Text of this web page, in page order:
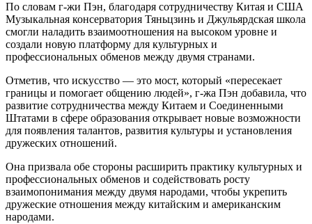
По словам г-жи Пэн, благодаря сотрудничеству Китая и США
Музыкальная консерватория Тяньцзинь и Джульярдская школа
смогли наладить взаимоотношения на высоком уровне и
создали новую платформу для культурных и
профессиональных обменов между двумя странами.
Отметив, что искусство — это мост, который «пересекает
границы и помогает общению людей», г-жа Пэн добавила, что
развитие сотрудничества между Китаем и Соединенными
Штатами в сфере образования открывает новые возможности
для появления талантов, развития культуры и установления
дружеских отношений.
Она призвала обе стороны расширить практику культурных и
профессиональных обменов и содействовать росту
взаимопонимания между двумя народами, чтобы укрепить
дружеские отношения между китайским и американским
народами.